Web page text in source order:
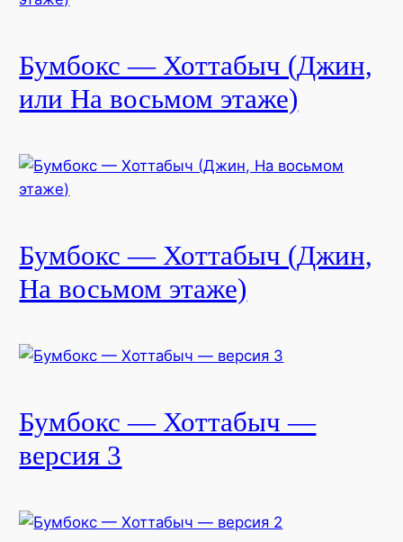
Бумбокс — Хоттабыч (Джин,
или На восьмом этаже)
Бумбокс — Хоттабыч (Джин,
На восьмом этаже)
Бумбокс — Хоттабыч —
версия 3